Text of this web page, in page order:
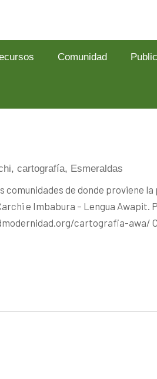
Comunidad
, cartografía, Esmeraldas
comunidades de donde proviene
e Imbabura – Lengua Awapit.
cartografia-awa/